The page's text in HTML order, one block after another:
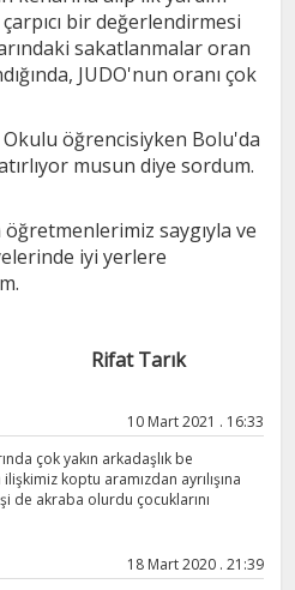
bir değerlendirmesi
sakatlanmalar oran
JUDO'nun oranı çok
öğrencisiyken Bolu'da
musun diye sordum.
saygıyla ve
iyi yerlere
10 Mart 2021 . 16:33
çok yakın arkadaşlık be
koptu aramızdan ayrılışına
de akraba olurdu çocuklarını
18 Mart 2020 . 21:39